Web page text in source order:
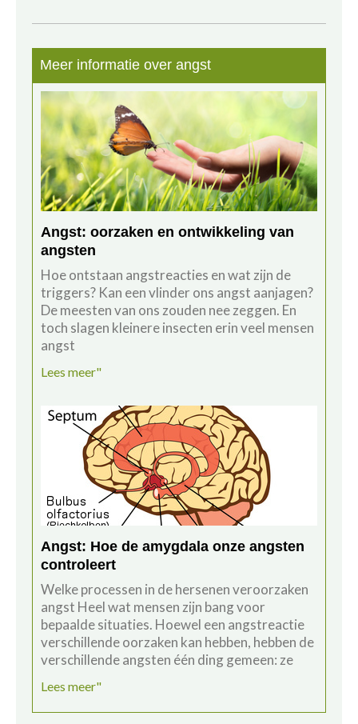
Meer informatie over angst
Angst: oorzaken en ontwikkeling van
angsten
Hoe ontstaan angstreacties en wat zijn de
triggers? Kan een vlinder ons angst aanjagen?
De meesten van ons zouden nee zeggen. En
toch slagen kleinere insecten erin veel mensen
angst
Lees meer"
Angst: Hoe de amygdala onze angsten
controleert
Welke processen in de hersenen veroorzaken
angst Heel wat mensen zijn bang voor
bepaalde situaties. Hoewel een angstreactie
verschillende oorzaken kan hebben, hebben de
verschillende angsten één ding gemeen: ze
Lees meer"